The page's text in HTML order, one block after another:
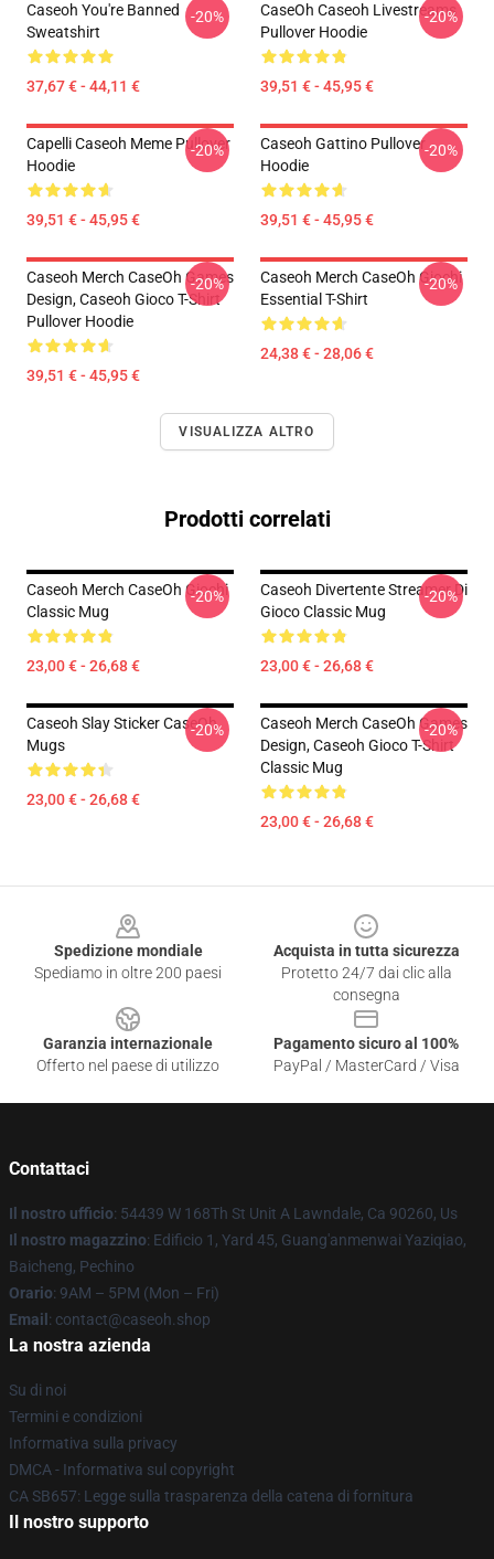
Caseoh You're Banned
Sweatshirt
37,67 € - 44,11 €
-20%
CaseOh Caseoh Livestreams
Pullover Hoodie
39,51 € - 45,95 €
-20%
Capelli Caseoh Meme Pullover
Hoodie
39,51 € - 45,95 €
-20%
Caseoh Gattino Pullover
Hoodie
39,51 € - 45,95 €
-20%
Caseoh Merch CaseOh Games
Design, Caseoh Gioco T-Shirt
Pullover Hoodie
39,51 € - 45,95 €
-20%
Caseoh Merch CaseOh Giochi
Essential T-Shirt
24,38 € - 28,06 €
-20%
VISUALIZZA ALTRO
Prodotti correlati
Caseoh Merch CaseOh Giochi
Classic Mug
23,00 € - 26,68 €
-20%
Caseoh Divertente Streamer Di
Gioco Classic Mug
23,00 € - 26,68 €
-20%
Caseoh Slay Sticker CaseOh
Mugs
23,00 € - 26,68 €
-20%
Caseoh Merch CaseOh Games
Design, Caseoh Gioco T-Shirt
Classic Mug
23,00 € - 26,68 €
-20%
Spedizione mondiale
Spediamo in oltre 200 paesi
Acquista in tutta sicurezza
Protetto 24/7 dai clic alla
consegna
Garanzia internazionale
Offerto nel paese di utilizzo
Pagamento sicuro al 100%
PayPal / MasterCard / Visa
Contattaci
Il nostro ufficio: 54439 W 168Th St Unit A Lawndale, Ca 90260, Us
Il nostro magazzino: Edificio 1, Yard 45, Guang'anmenwai Yaziqiao,
Baicheng, Pechino
Orario: 9AM – 5PM (Mon – Fri)
Email : contact@caseoh.shop
La nostra azienda
Su di noi
Termini e condizioni
Informativa sulla privacy
DMCA - Informativa sul copyright
CA SB657: Legge sulla trasparenza della catena di fornitura
Il nostro supporto